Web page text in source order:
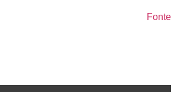
Fonte